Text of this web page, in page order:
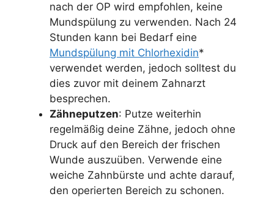
nach der OP wird empfohlen, keine
Mundspülung zu verwenden. Nach 24
Stunden kann bei Bedarf eine
Mundspülung mit Chlorhexidin*
verwendet werden, jedoch solltest du
dies zuvor mit deinem Zahnarzt
besprechen.
Zähneputzen: Putze weiterhin
regelmäßig deine Zähne, jedoch ohne
Druck auf den Bereich der frischen
Wunde auszuüben. Verwende eine
weiche Zahnbürste und achte darauf,
den operierten Bereich zu schonen.